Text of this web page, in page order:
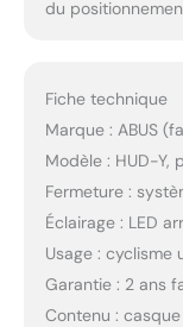
du
Fiche technique
Marque : ABUS
Modèle : HUD-Y,
Fermeture :
Éclairage : LED
Usage : cyclisme
Garantie : 2 ans
Contenu :